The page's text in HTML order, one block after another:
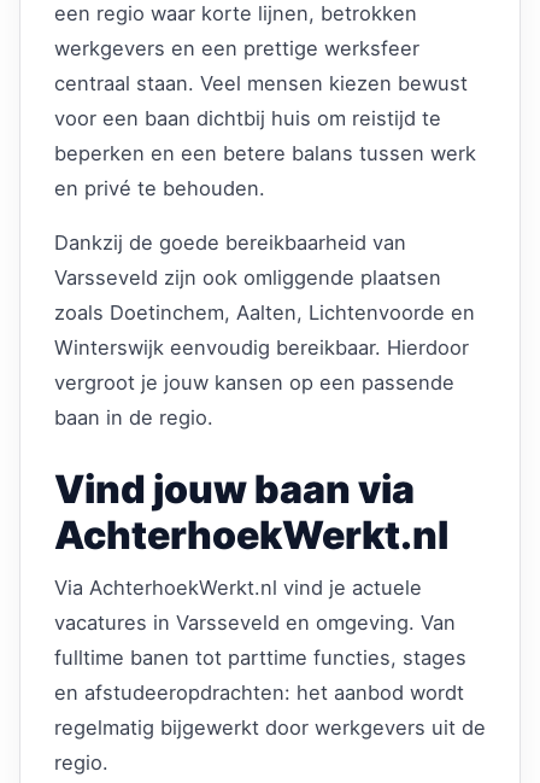
een regio waar korte lijnen, betrokken
werkgevers en een prettige werksfeer
centraal staan. Veel mensen kiezen bewust
voor een baan dichtbij huis om reistijd te
beperken en een betere balans tussen werk
en privé te behouden.
Dankzij de goede bereikbaarheid van
Varsseveld zijn ook omliggende plaatsen
zoals Doetinchem, Aalten, Lichtenvoorde en
Winterswijk eenvoudig bereikbaar. Hierdoor
vergroot je jouw kansen op een passende
baan in de regio.
Vind jouw baan via
AchterhoekWerkt.nl
Via AchterhoekWerkt.nl vind je actuele
vacatures in Varsseveld en omgeving. Van
fulltime banen tot parttime functies, stages
en afstudeeropdrachten: het aanbod wordt
regelmatig bijgewerkt door werkgevers uit de
regio.